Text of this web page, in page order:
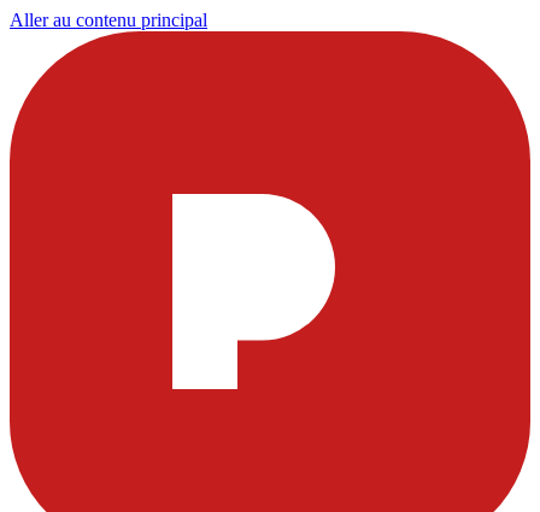
Aller au contenu principal